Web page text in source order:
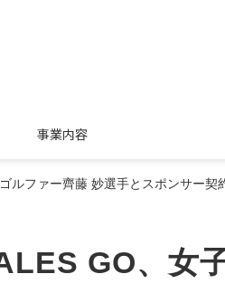
事業内容
ルファー齊藤 妙選手とスポンサー
GO、女